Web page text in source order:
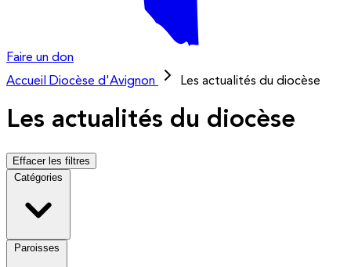
Faire un don
Accueil
Diocèse d'Avignon Les actualités du diocèse
Les actualités du diocèse
Effacer les filtres
Catégories
Paroisses